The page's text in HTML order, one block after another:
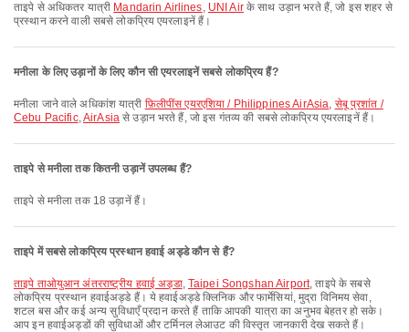
ताइपे से अधिकतर यात्री Mandarin Airlines, UNI Airके साथ उड़ान भरते हैं, जो इस शहर से
प्रस्थान करने वाली सबसे लोकप्रिय एयरलाइनें हैं।
मनीला के लिए उड़ानों के लिए कौन सी एयरलाइनें सबसे लोकप्रिय हैं?
मनीला जाने वाले अधिकांश यात्री फ़िलीपींस एयरएशिया / Philippines AirAsia, सेबू प्रशांत /
Cebu Pacific,AirAsiaसे उड़ान भरते हैं, जो इस गंतव्य की सबसे लोकप्रिय एयरलाइनें हैं।
ताइपे से मनीला तक कितनी उड़ानें उपलब्ध हैं?
ताइपे से मनीला तक 18 उड़ानें हैं।
ताइपे में सबसे लोकप्रिय प्रस्थान हवाई अड्डे कौन से हैं?
ताइपे ताओयुआन अंतरराष्ट्रीय हवाई अड्डा, Taipei Songshan Airport, ताइपे के सबसे
लोकप्रिय प्रस्थान हवाईअड्डे हैं। ये हवाईअड्डे क्लिनिक और फार्मेसियां, मुद्रा विनिमय सेवा,
शटल बस और कई अन्य सुविधाएँ प्रदान करते हैं ताकि आपकी यात्रा का अनुभव बेहतर हो सके।
आप इन हवाईअड्डों की सुविधाओं और टर्मिनल लेआउट की विस्तृत जानकारी देख सकते हैं।